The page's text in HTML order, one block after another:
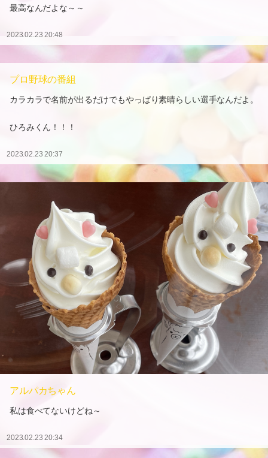
最高なんだよな～～
2023.02.23 20:48
プロ野球の番組
カラカラで名前が出るだけでもやっぱり素晴らしい選手なんだよ。
ひろみくん！！！
2023.02.23 20:37
アルパカちゃん
私は食べてないけどね～
2023.02.23 20:34